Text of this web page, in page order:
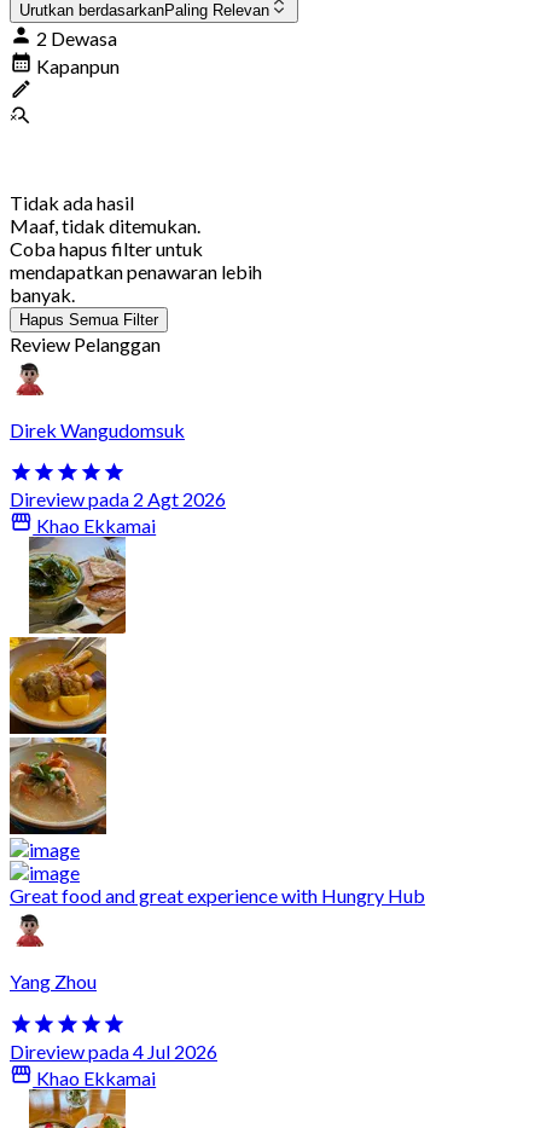
Urutkan berdasarkanPaling Relevan
2 Dewasa
Kapanpun
Tidak ada hasil
Maaf, tidak ditemukan.
Coba hapus filter untuk
mendapatkan penawaran lebih
banyak.
Hapus Semua Filter
Review Pelanggan
Direk Wangudomsuk
Direview pada 2 Agt 2026
Khao Ekkamai
Great food and great experience with Hungry Hub
Yang Zhou
Direview pada 4 Jul 2026
Khao Ekkamai